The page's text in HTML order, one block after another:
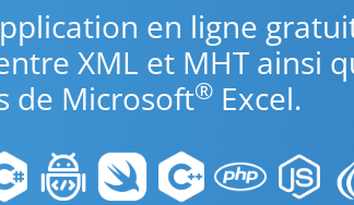
en ligne
XML et MHT ainsi
de Microsoft® Excel.